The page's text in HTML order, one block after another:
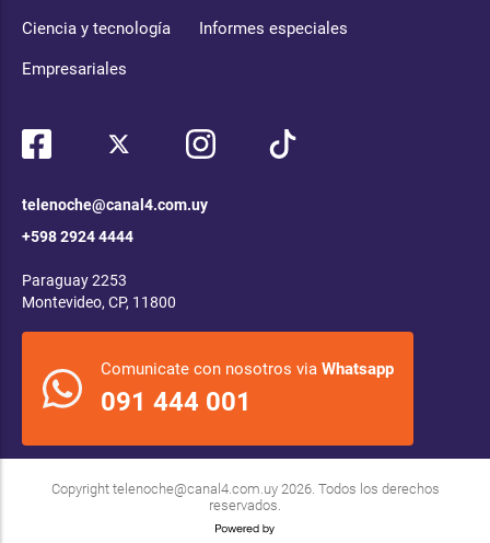
Ciencia y tecnología Informes especiales
Empresariales
telenoche@canal4.com.uy
+598 2924 4444
Paraguay 2253
Montevideo, CP, 11800
Comunicate con nosotros via Whatsapp
091 444 001
Copyright telenoche@canal4.com.uy2026. Todos los derechos
reservados.